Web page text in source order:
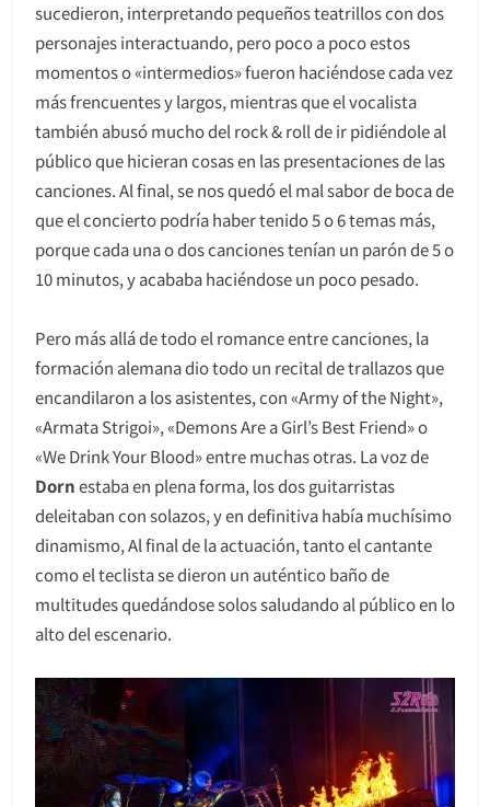
sucedieron, interpretando pequeños teatrillos con dos
personajes interactuando, pero poco a poco estos
momentos o «intermedios» fueron haciéndose cada vez
más frencuentes y largos, mientras que el vocalista
también abusó mucho del rock & roll de ir pidiéndole al
público que hicieran cosas en las presentaciones de las
canciones. Al final, se nos quedó el mal sabor de boca de
que el concierto podría haber tenido 5 o 6 temas más,
porque cada una o dos canciones tenían un parón de 5 o
10 minutos, y acababa haciéndose un poco pesado.
Pero más allá de todo el romance entre canciones, la
formación alemana dio todo un recital de trallazos que
encandilaron a los asistentes, con «Army of the Night»,
«Armata Strigoi», «Demons Are a Girl’s Best Friend» o
«We Drink Your Blood» entre muchas otras. La voz de
Dornestaba en plena forma, los dos guitarristas
deleitaban con solazos, y en definitiva había muchísimo
dinamismo, Al final de la actuación, tanto el cantante
como el teclista se dieron un auténtico baño de
multitudes quedándose solos saludando al público en lo
alto del escenario.